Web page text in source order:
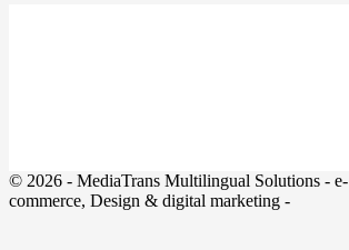
© 2026 - MediaTrans Multilingual Solutions - e-
commerce, Design & digital marketing -